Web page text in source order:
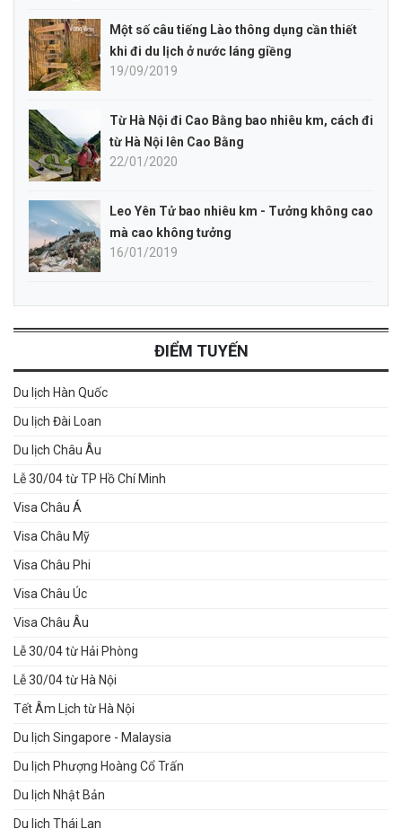
Một số câu tiếng Lào thông dụng cần thiết
khi đi du lịch ở nước láng giềng
19/09/2019
Từ Hà Nội đi Cao Bằng bao nhiêu km, cách đi
từ Hà Nội lên Cao Bằng
22/01/2020
Leo Yên Tử bao nhiêu km - Tưởng không cao
mà cao không tưởng
16/01/2019
ĐIỂM TUYẾN
Du lịch Hàn Quốc
Du lịch Đài Loan
Du lịch Châu Âu
Lễ 30/04 từ TP Hồ Chí Minh
Visa Châu Á
Visa Châu Mỹ
Visa Châu Phi
Visa Châu Úc
Visa Châu Âu
Lễ 30/04 từ Hải Phòng
Lễ 30/04 từ Hà Nội
Tết Âm Lịch từ Hà Nội
Du lịch Singapore - Malaysia
Du lịch Phượng Hoàng Cổ Trấn
Du lịch Nhật Bản
Du lịch Thái Lan